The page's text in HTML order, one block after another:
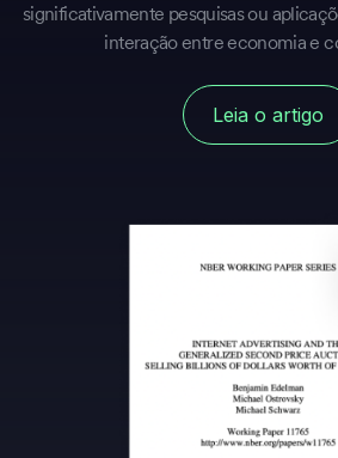
significativamente pesquisas ou
interação entre economia e
Leia o artigo